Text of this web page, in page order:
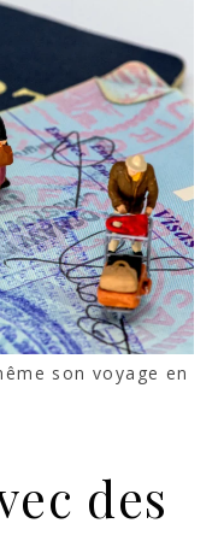
son voyage en
des